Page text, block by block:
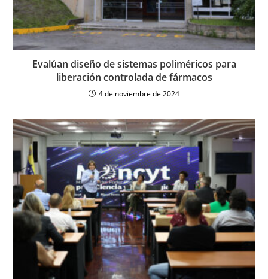
Evalúan diseño de sistemas poliméricos para
liberación controlada de fármacos
4 de noviembre de 2024